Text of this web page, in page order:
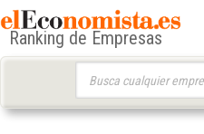
Ranking de Empresas